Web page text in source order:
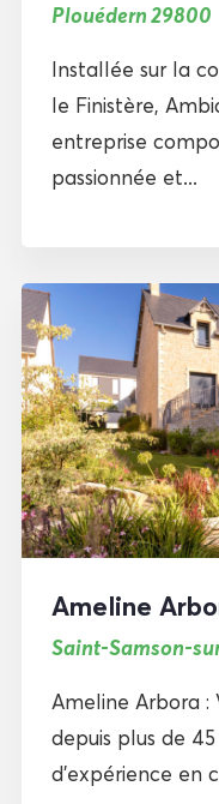
Plouédern 29800
Installée sur la
le Finistère,
entreprise
passionnée et...
Ameline
Saint-Samson-
Ameline Arbora
depuis plus de
d’expérience en